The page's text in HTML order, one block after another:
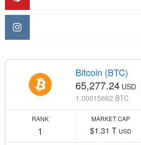
Bitcoin (BTC)
65,277.24 USD
1.00015862 BTC
RANK
1
MARKET CAP
$1.31 T USD